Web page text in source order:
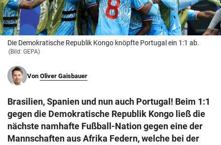
© Krone Multimedia GmbH & Co KG 2026
Muthgasse 2, 1190 Wien
Die Demokratische Republik Kongo knöpfte Portugal ein 1:1 ab.
(Bild: GEPA)
Von Oliver Gaisbauer
Brasilien, Spanien und nun auch Portugal! Beim 1:1
gegen die Demokratische Republik Kongo ließ die
nächste namhafte Fußball-Nation gegen eine der
Mannschaften aus Afrika Federn, welche bei der